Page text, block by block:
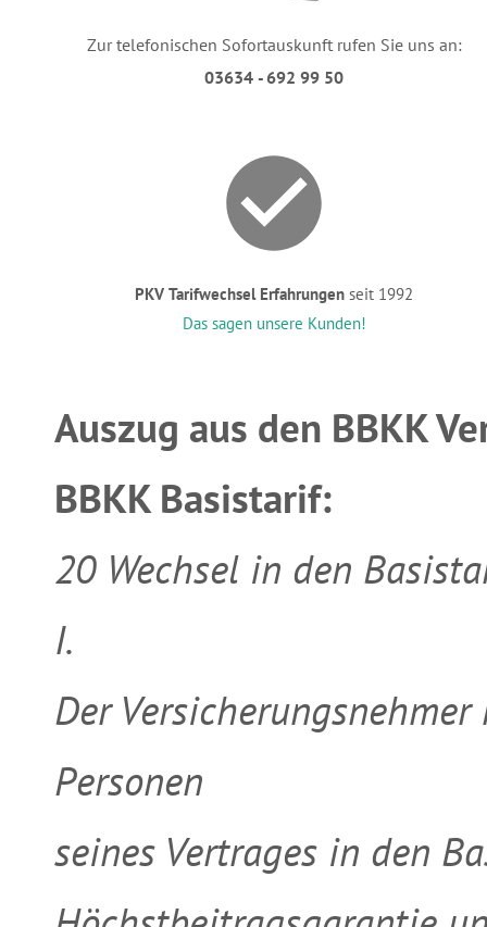
Zur telefonischen Sofortauskunft rufen Sie uns an:
03634 - 692 99 50
PKV Tarifwechsel Erfahrungen seit 1992
Das sagen unsere Kunden!
Auszug aus den BBKK
BBKK Basistarif:
20 Wechsel in den
I.
Der
Personen
seines Vertrages in den